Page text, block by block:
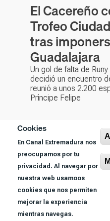
Cookies
En Canal Extremadura nos
preocupamos por tu
privacidad. Al navegar por
nuestra web usamoos
cookies que nos permiten
mejorar la experiencia
mientras navegas.
El Cacereño
Trofeo
tras
Guadalajara
Un gol de falta de
decidió un encuentro
reunió a unos 2.200
Príncipe Felipe